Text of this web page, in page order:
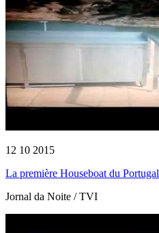
12 10 2015
La première Houseboat du Portugal
Jornal da Noite / TVI